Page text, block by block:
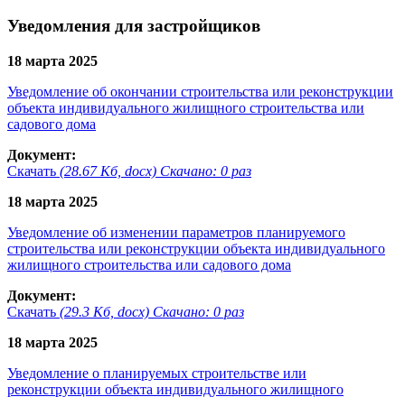
Уведомления для застройщиков
18 марта 2025
Уведомление об окончании строительства или реконструкции
объекта индивидуального жилищного строительства или
садового дома
Документ:
Скачать (28.67 Кб, docx) Скачано: 0 раз
18 марта 2025
Уведомление об изменении параметров планируемого
строительства или реконструкции объекта индивидуального
жилищного строительства или садового дома
Документ:
Скачать (29.3 Кб, docx) Скачано: 0 раз
18 марта 2025
Уведомление о планируемых строительстве или
реконструкции объекта индивидуального жилищного